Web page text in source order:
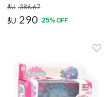
$U 386,67
$U 290 25%OFF